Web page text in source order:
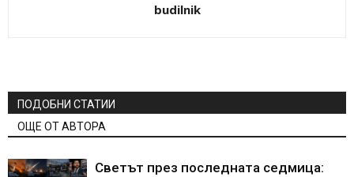
budilnik
ПОДОБНИ СТАТИИ
ОЩЕ ОТ АВТОРА
Светът през последната седмица: